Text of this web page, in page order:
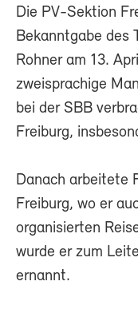
Die PV-Sektion
Bekanntgabe des
Rohner am 13.
zweisprachige
bei der SBB
Freiburg,
Danach arbeitete
Freiburg, wo er
organisierten
wurde er zum
ernannt.